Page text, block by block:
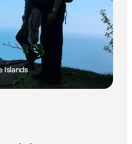
Islands